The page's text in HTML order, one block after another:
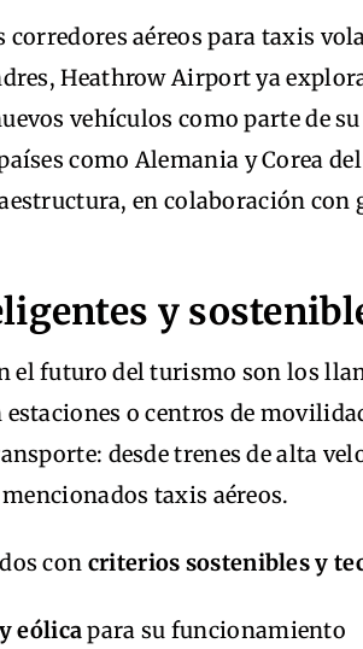
aéreos para taxis
Heathrow Airport ya
vehículos como parte de
como Alemania y Corea
en colaboración con
y
el futuro del turismo son los
estaciones o centros de
desde trenes de alta
taxis aéreos.
con criterios sostenibles y
eólicapara su funcionamiento